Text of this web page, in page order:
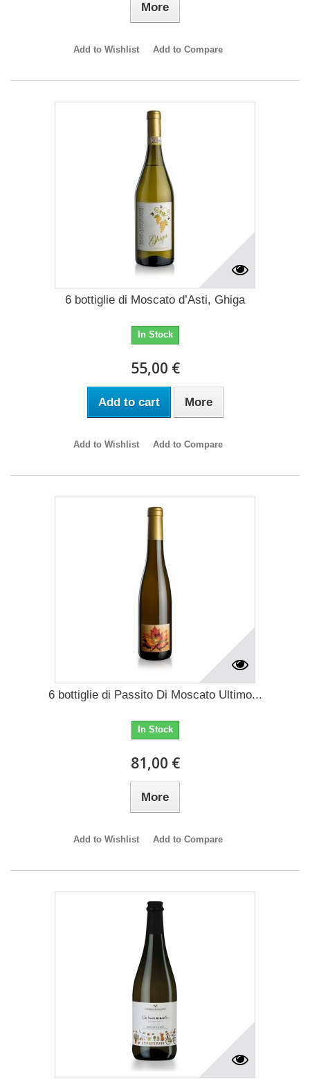
More
Add to Wishlist Add to Compare
6 bottiglie di Moscato d’Asti, Ghiga
In Stock
55,00 €
Add to cart More
Add to Wishlist Add to Compare
6 bottiglie di Passito Di Moscato Ultimo...
In Stock
81,00 €
More
Add to Wishlist Add to Compare